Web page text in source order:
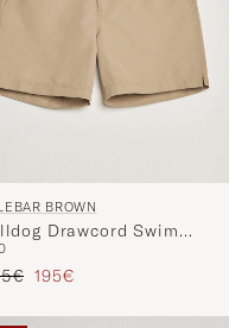
BROWN
Drawcord Swim
Dijon
Preis
Reduzierter Preis
195€